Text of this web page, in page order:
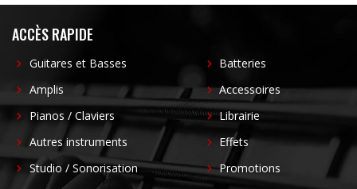
ACCÈS RAPIDE
Guitares et Basses
Amplis
Pianos / Claviers
Autres instruments
Studio / Sonorisation
Batteries
Accessoires
Librairie
Effets
Promotions